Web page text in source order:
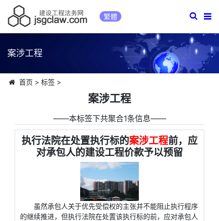
繁體
案涉工程
首页 > 标签>
案涉工程
――本标签下共聚合1条信息――
执行法院在处置执行标的案涉工程前，应
对承包人的建设工程价款予以预留
虽然承包人关于优先受偿权的主张并不能阻止执行程序
的继续推进，但执行法院在处置该执行标的前，应对承包人